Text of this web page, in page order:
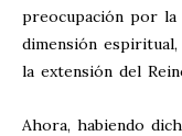
preocupación por la
dimensión
la extensión del
Ahora, habiendo